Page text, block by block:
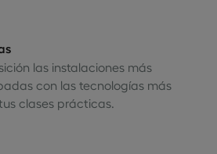
las instalaciones más
con las tecnologías más
clases prácticas.